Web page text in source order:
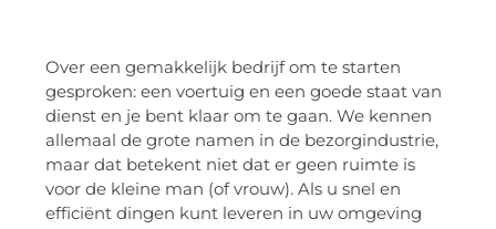
Over een gemakkelijk bedrijf om te starten
gesproken: een voertuig en een goede staat van
dienst en je bent klaar om te gaan. We kennen
allemaal de grote namen in de bezorgindustrie,
maar dat betekent niet dat er geen ruimte is
voor de kleine man (of vrouw). Als u snel en
efficiënt dingen kunt leveren in uw omgeving